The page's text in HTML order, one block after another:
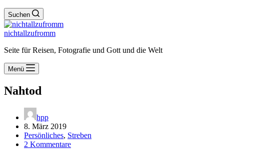
Suchen
nichtallzufromm
Seite für Reisen, Fotografie und Gott und die Welt
Menü
Nahtod
hpp
8. März 2019
Persönliches, Streben
2 Kommentare